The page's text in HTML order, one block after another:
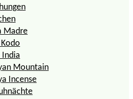
Madre
India
Mountain
Incense